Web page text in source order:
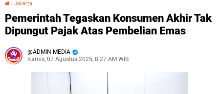
› Jakarta
Pemerintah Tegaskan Konsumen Akhir Tak
Dipungut Pajak Atas Pembelian Emas
ADMIN MEDIA
Kamis, 07 Agustus 2025, 8:27 AM WIB